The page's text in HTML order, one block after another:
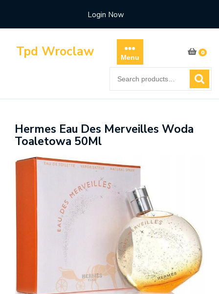
content
Login Now
Tpd Wroclaw Menu
0
for:
Hermes Eau Des Merveilles Woda
Toaletowa 50Ml